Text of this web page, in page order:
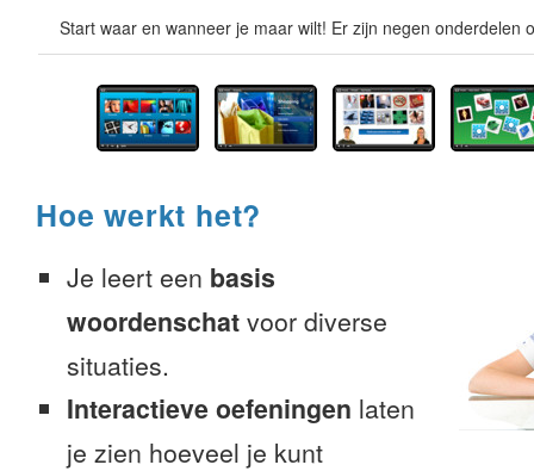
Start waar en wanneer je maar wilt! Er zijn negen onderdelen
Hoe werkt het?
Je leert een basis
woordenschat voor diverse
situaties.
Interactieve oefeningen laten
je zien hoeveel je kunt